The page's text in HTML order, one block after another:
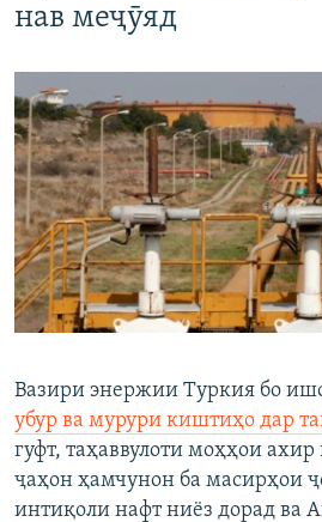
нав меҷӯяд
Вазири энержии Туркия бо
убур ва мурури киштиҳо дар
гуфт, таҳаввулоти моҳҳои
ҷаҳон ҳамчунон ба масирҳои
интиқоли нафт ниёз дорад ва